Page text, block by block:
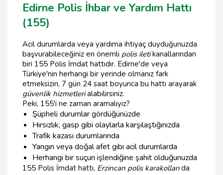
Edirne Polis İhbar ve Yardım Hattı
(155)
Acil durumlarda veya yardıma ihtiyaç duyduğunuzda
başvurabileceğiniz en önemli polis iletikanallarından
biri 155 Polis İmdat hattıdır. Edirne'de veya
Türkiye'nin herhangi bir yerinde olmanız fark
etmeksizin, 7 gün 24 saat boyunca bu hattı arayarak
güvenlik hizmetlerialabilirsiniz.
Peki, 155'i ne zaman aramalıyız?
Şüpheli durumlar gördüğünüzde
Hırsızlık, gasp gibi olaylarla karşılaştığınızda
Trafik kazası durumlarında
Yangın veya doğal afet gibi acil durumlarda
Herhangi bir suçun işlendiğine şahit olduğunuzda
155 Polis İmdat hattı, Erzincan polis karakollarıda